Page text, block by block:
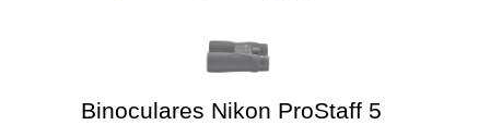
Binoculares Nikon ProStaff 5